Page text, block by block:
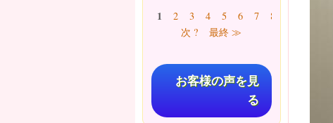
ページ
1 2 3 4 5 6 7 8
次 ?
最終 ≫
お客様の声を見
る